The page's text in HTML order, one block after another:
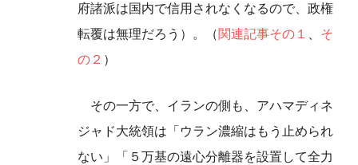
府諸派は国内で信用されなくなるので、政権
転覆は無理だろう）。（関連記事その１ 、 そ
の２ ）
その一方で、イランの側も、アハマディネ
ジャド大統領は「ウラン濃縮はもう止められ
ない」「５万基の遠心分離器を設置して全力